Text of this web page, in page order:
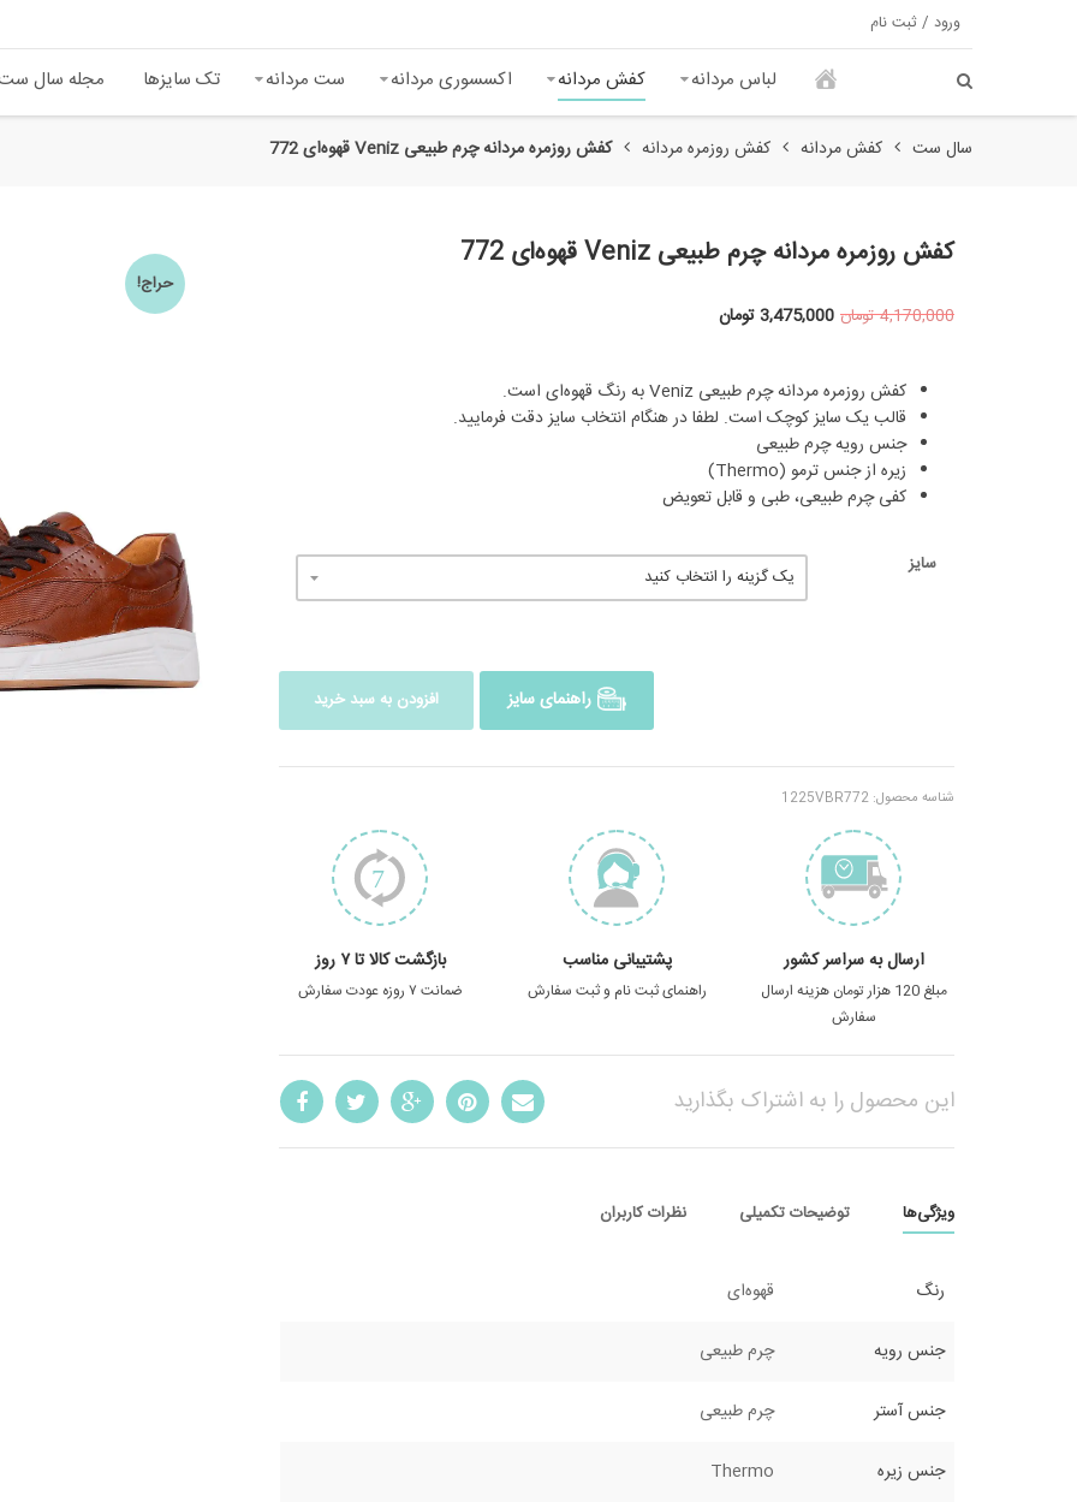
ورود / ثبت نام
لباس مردانه کفش مردانه اکسسوری مردانه ست‌ مردانه تک سایزها مجله سال
سال ست کفش مردانه کفش روزمره مردانه کفش روزمره مردانه چرم طبیعی Veniz قهوه‌ای 772
حراج!
کفش روزمره مردانه چرم طبیعی Veniz قهوه‌ای 772
4,170,000تومان 3,475,000 تومان
کفش روزمره مردانه چرم طبیعی Veniz به رنگ قهوه‌ای است.
قالب یک سایز کوچک است. لطفا در هنگام انتخاب سایز دقت فرمایید.
جنس رویه چرم طبیعی
زیره از جنس ترمو (Thermo)
کفی چرم طبیعی، طبی و قابل تعویض
سایز
افزودن به سبد خرید راهنمای سایز
شناسه محصول: 1225VBR772
بازگشت کالا تا ۷ روز
ضمانت ۷ روزه عودت سفارش
پشتیبانی مناسب
راهنمای ثبت نام و ثبت سفارش
ارسال به سراسر کشور
مبلغ 120 هزار تومان هزینه ارسال
سفارش
این محصول را به اشتراک بگذارید
ویژگی‌ها توضیحات تکمیلی نظرات کاربران
رنگ قهوه‌ای
جنس رویه چرم طبیعی
جنس آستر چرم طبیعی
جنس زیره Thermo